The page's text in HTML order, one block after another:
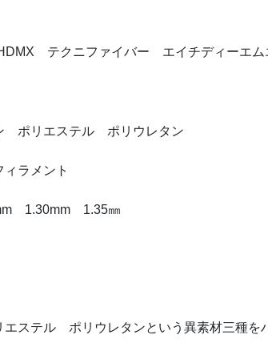
テクニファイバー エイチディーエム
ポリエステル ポリウレタン
ラメント
1.30mm 1.35㎜
ステル ポリウレタンという異素材三種を